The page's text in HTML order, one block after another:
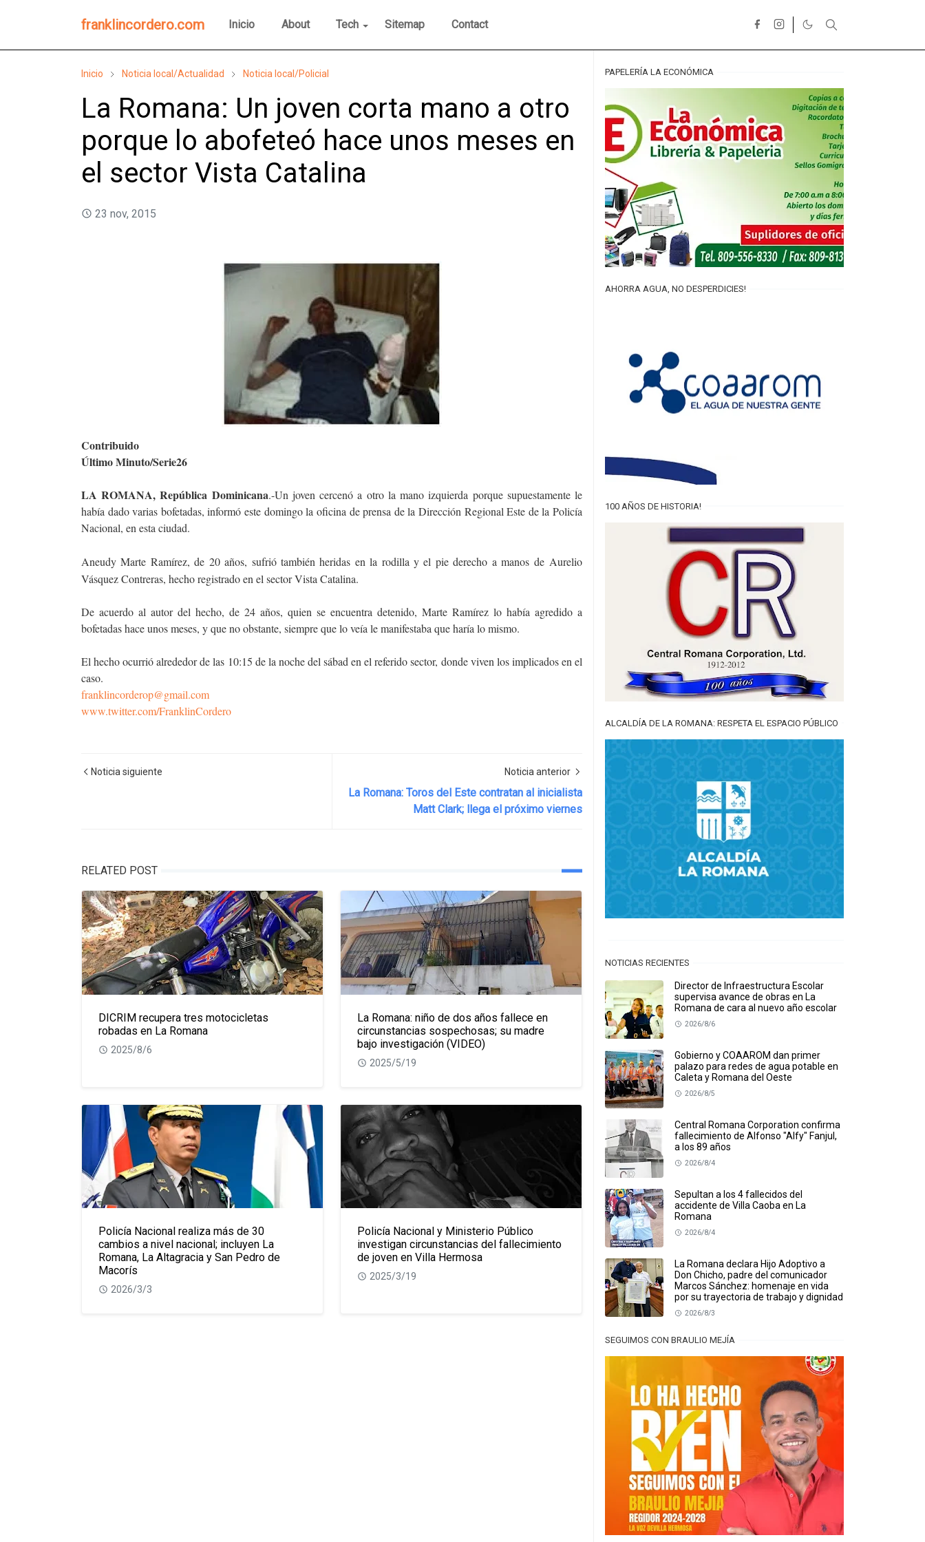
franklincordero.com Inicio About Tech Sitemap Contact
Inicio Noticia local/Actualidad Noticia local/Policial
La Romana: Un joven corta mano a otro
porque lo abofeteó hace unos meses en
el sector Vista Catalina
23 nov, 2015
Contribuido
Último Minuto/Serie26
LA ROMANA, República Dominicana.-Un joven cercenó a otro la mano izquierda porque supuestamente le
había dado varias bofetadas, informó este domingo la oficina de prensa de la Dirección Regional Este de la Policía
Nacional, en esta ciudad.
Aneudy Marte Ramírez, de 20 años, sufrió también heridas en la rodilla y el pie derecho a manos de Aurelio
Vásquez Contreras, hecho registrado en el sector Vista Catalina.
De acuerdo al autor del hecho, de 24 años, quien se encuentra detenido, Marte Ramírez lo había agredido a
bofetadas hace unos meses, y que no obstante, siempre que lo veía le manifestaba que haría lo mismo.
El hecho ocurrió alrededor de las 10:15 de la noche del sábad en el referido sector, donde viven los implicados en el
caso.
franklincorderop@gmail.com
www.twitter.com/FranklinCordero
Noticia siguiente Noticia anterior
La Romana: Toros del Este contratan al inicialista
Matt Clark; llega el próximo viernes
RELATED POST
DICRIM recupera tres motocicletas
robadas en La Romana
2025/8/6
La Romana: niño de dos años fallece en
circunstancias sospechosas; su madre
bajo investigación (VIDEO)
2025/5/19
Policía Nacional realiza más de 30
cambios a nivel nacional; incluyen La
Romana, La Altagracia y San Pedro de
Macorís
2026/3/3
Policía Nacional y Ministerio Público
investigan circunstancias del fallecimiento
de joven en Villa Hermosa
2025/3/19
PAPELERÍA LA ECONÓMICA
AHORRA AGUA, NO DESPERDICIES!
100 AÑOS DE HISTORIA!
ALCALDÍA DE LA ROMANA: RESPETA EL ESPACIO PÚBLICO
NOTICIAS RECIENTES
Director de Infraestructura Escolar
supervisa avance de obras en La
Romana de cara al nuevo año escolar
2026/8/6
Gobierno y COAAROM dan primer
palazo para redes de agua potable en
Caleta y Romana del Oeste
2026/8/5
Central Romana Corporation confirma
fallecimiento de Alfonso "Alfy" Fanjul,
a los 89 años
2026/8/4
Sepultan a los 4 fallecidos del
accidente de Villa Caoba en La
Romana
2026/8/4
La Romana declara Hijo Adoptivo a
Don Chicho, padre del comunicador
Marcos Sánchez: homenaje en vida
por su trayectoria de trabajo y dignidad
2026/8/3
SEGUIMOS CON BRAULIO MEJÍA